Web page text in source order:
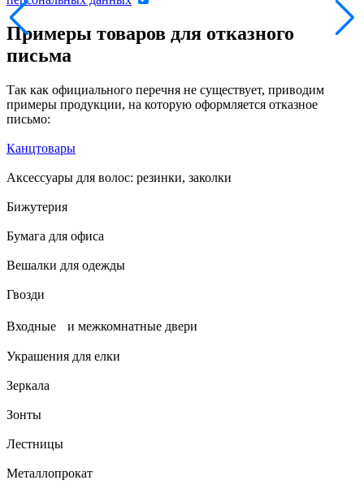
Примеры товаров для отказного
письма
Так как официального перечня не существует, приводим
примеры продукции, на которую оформляется отказное
письмо:
Канцтовары
Аксессуары для волос: резинки, заколки
Бижутерия
Бумага для офиса
Вешалки для одежды
Гвозди
Входные и межкомнатные двери
Украшения для елки
Зеркала
Зонты
Лестницы
Металлопрокат